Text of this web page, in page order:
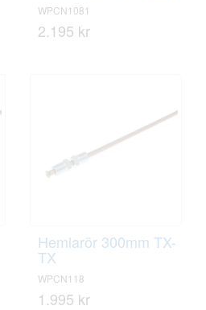
WPCN1081
2.195 kr
Hemlarör 300mm TX-
TX
WPCN118
1.995 kr